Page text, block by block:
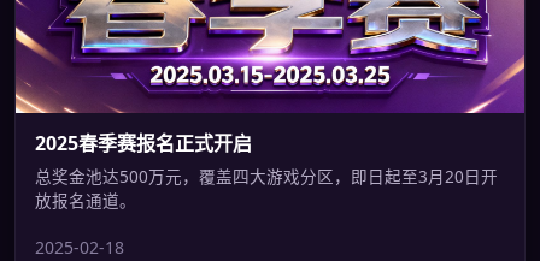
2025春季赛报名正式开启
总奖金池达500万元，覆盖四大游戏分区，即日起至3月20日开
放报名通道。
2025-02-18